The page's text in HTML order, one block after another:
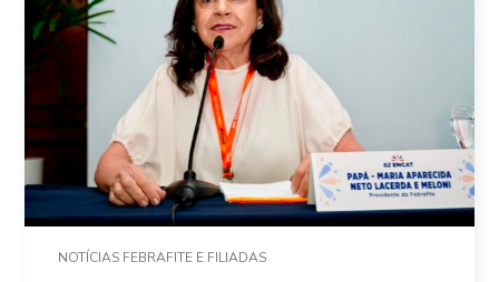
NOTÍCIAS FEBRAFITE E FILIADAS